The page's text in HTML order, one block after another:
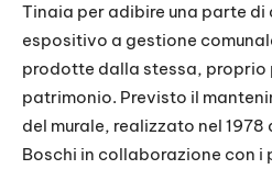
Tinaia per adibire una parte di
espositivo a gestione
prodotte dalla stessa, proprio
patrimonio. Previsto il
del murale, realizzato nel
Boschi in collaborazione con i